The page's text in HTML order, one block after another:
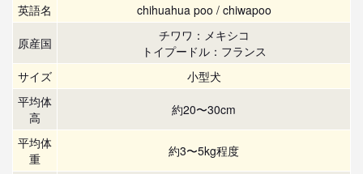
英語名
chihuahua poo / chiwapoo
原産国
チワワ：メキシコ
トイプードル：フランス
サイズ
小型犬
平均体
高
約20〜30cm
平均体
重
約3〜5kg程度